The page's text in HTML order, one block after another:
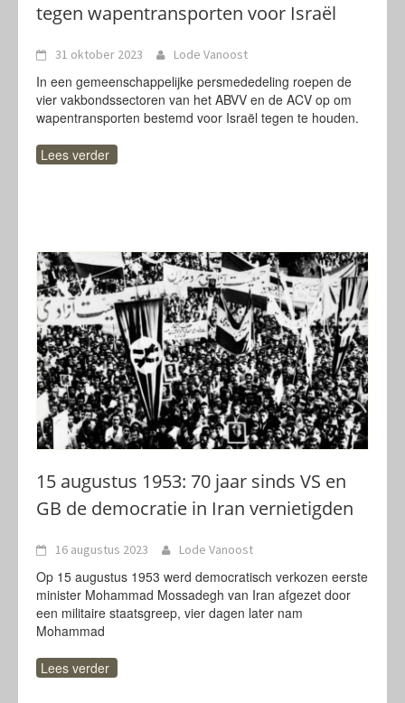
tegen wapentransporten voor Israël
31 oktober 2023 Lode Vanoost
In een gemeenschappelijke persmededeling roepen de
vier vakbondssectoren van het ABVV en de ACV op om
wapentransporten bestemd voor Israël tegen te houden.
Lees verder
15 augustus 1953: 70 jaar sinds VS en
GB de democratie in Iran vernietigden
16 augustus 2023 Lode Vanoost
Op 15 augustus 1953 werd democratisch verkozen eerste
minister Mohammad Mossadegh van Iran afgezet door
een militaire staatsgreep, vier dagen later nam
Mohammad
Lees verder